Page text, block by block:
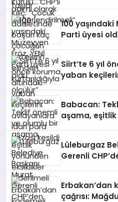
kurtarıldığıyla
100 yaşındaki
Parti üyesi
Siirt’te 6 yıl
yaban
Babacan:
aşama,
Lüleburgaz
Gerenli
Erbakan’dan
çağrısı: